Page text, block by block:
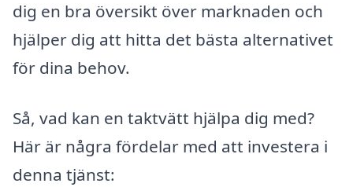
dig en bra översikt över marknaden och
hjälper dig att hitta det bästa alternativet
för dina behov.
Så, vad kan en taktvätt hjälpa dig med?
Här är några fördelar med att investera i
denna tjänst: